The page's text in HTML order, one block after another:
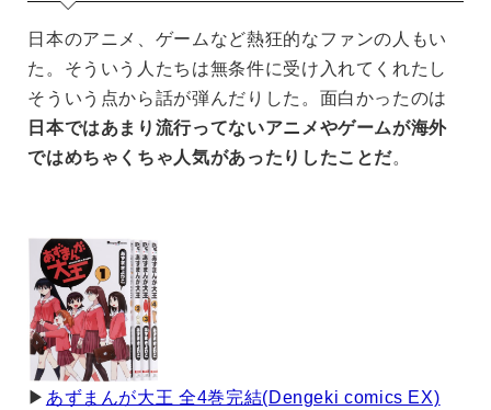
日本のアニメ、ゲームなど熱狂的なファンの人もい
た。そういう人たちは無条件に受け入れてくれたし
そういう点から話が弾んだりした。面白かったのは
日本ではあまり流行ってないアニメやゲームが海外
ではめちゃくちゃ人気があったりしたことだ。
▶︎ あずまんが大王 全4巻完結(Dengeki comics EX)